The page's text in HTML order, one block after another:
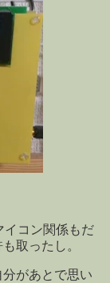
コン関係もだ
取ったし。
があとで思い